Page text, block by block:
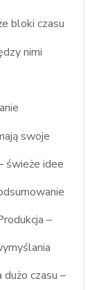
bloki czasu
nimi
swoje
świeże idee
–
dużo czasu –